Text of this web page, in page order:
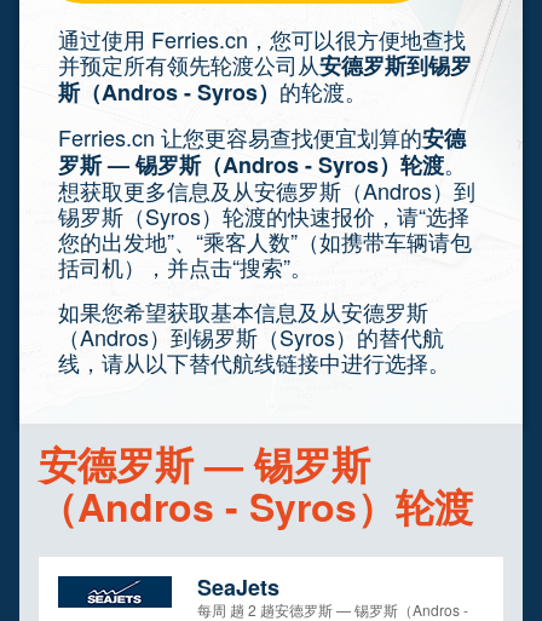
通过使用 Ferries.cn，您可以很方便地查找
并预定所有领先轮渡公司从安德罗斯到锡罗
斯（Andros - Syros） 的轮渡。
Ferries.cn 让您更容易查找便宜划算的安德
罗斯 — 锡罗斯（Andros - Syros）轮渡。
想获取更多信息及从安德罗斯（Andros）到
锡罗斯（Syros）轮渡的快速报价，请“选择
您的出发地”、“乘客人数”（如携带车辆请包
括司机），并点击“搜索”。
如果您希望获取基本信息及从安德罗斯
（Andros）到锡罗斯（Syros）的替代航
线，请从以下替代航线链接中进行选择。
安德罗斯 — 锡罗斯
（Andros - Syros）轮渡
SeaJets
每周 趟 2 趟安德罗斯 — 锡罗斯（Andros -